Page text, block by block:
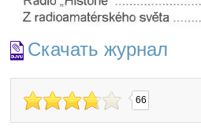
Скачать журнал
66